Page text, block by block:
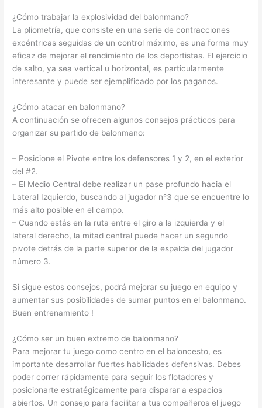
¿Cómo trabajar la explosividad del balonmano?
La pliometría, que consiste en una serie de contracciones
excéntricas seguidas de un control máximo, es una forma muy
eficaz de mejorar el rendimiento de los deportistas. El ejercicio
de salto, ya sea vertical u horizontal, es particularmente
interesante y puede ser ejemplificado por los paganos.
¿Cómo atacar en balonmano?
A continuación se ofrecen algunos consejos prácticos para
organizar su partido de balonmano:
– Posicione el Pivote entre los defensores 1 y 2, en el exterior
del #2.
– El Medio Central debe realizar un pase profundo hacia el
Lateral Izquierdo, buscando al jugador n°3 que se encuentre lo
más alto posible en el campo.
– Cuando estás en la ruta entre el giro a la izquierda y el
lateral derecho, la mitad central puede hacer un segundo
pivote detrás de la parte superior de la espalda del jugador
número 3.
Si sigue estos consejos, podrá mejorar su juego en equipo y
aumentar sus posibilidades de sumar puntos en el balonmano.
Buen entrenamiento !
¿Cómo ser un buen extremo de balonmano?
Para mejorar tu juego como centro en el baloncesto, es
importante desarrollar fuertes habilidades defensivas. Debes
poder correr rápidamente para seguir los flotadores y
posicionarte estratégicamente para disparar a espacios
abiertos. Un consejo para facilitar a tus compañeros el juego